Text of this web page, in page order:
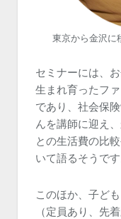
東京から金沢に
セミナーには、
生まれ育ったフ
であり、社会保
んを講師に迎え
との生活費の比
いて語るそうです
このほか、子ど
（定員あり、先